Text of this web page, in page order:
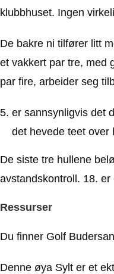
klubbhuset. Ingen
De bakre ni tilfører litt
et vakkert par tre, med
par fire, arbeider seg
er sannsynligvis det
det hevede teet over
De siste tre hullene
avstandskontroll. 18.
Ressurser
Du finner Golf
Denne øya Sylt er et